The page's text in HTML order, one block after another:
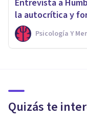
Entrevista a
la autocrítica y
Psicología Y
Quizás te